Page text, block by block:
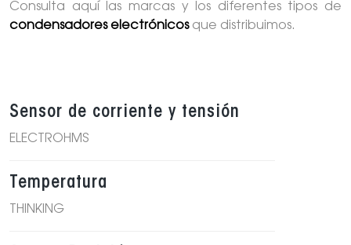
Consulta aquí las marcas y los diferentes tipos de
condensadores electrónicosque distribuimos.
Sensor de corriente y tensión
ELECTROHMS
Temperatura
THINKING